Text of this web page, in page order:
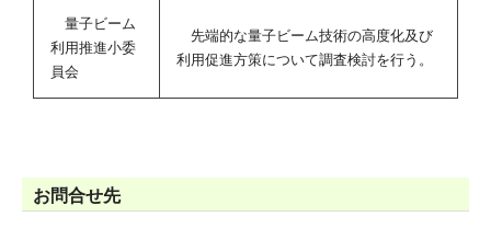
量子ビーム
利用推進小委
員会
先端的な量子ビーム技術の高度化及び
利用促進方策について調査検討を行う。
お問合せ先